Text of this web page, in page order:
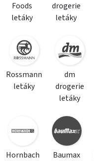
Foods
letáky
drogerie
letáky
Rossmann
letáky
dm
drogerie
letáky
Hornbach
Baumax